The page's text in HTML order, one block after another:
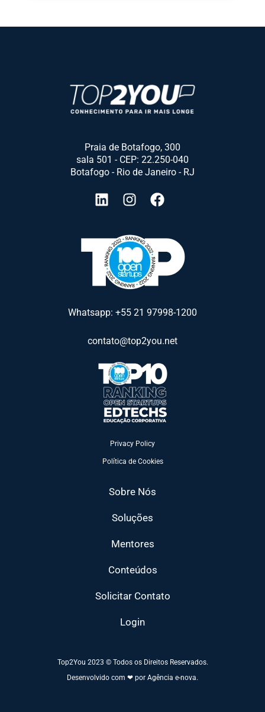
Praia de Botafogo, 300
sala 501 - CEP: 22.250-040
Botafogo - Rio de Janeiro - RJ
Whatsapp: +55 21 97998-1200
contato@top2you.net
Privacy Policy
Política de Cookies
Sobre Nós
Soluções
Mentores
Conteúdos
Solicitar Contato
Login
Top2You 2023 © Todos os Direitos Reservados.
Desenvolvido com ❤ por Agência e-nova.